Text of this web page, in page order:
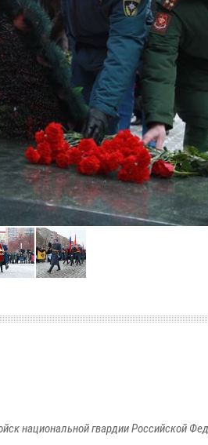
национальной гвардии Российской